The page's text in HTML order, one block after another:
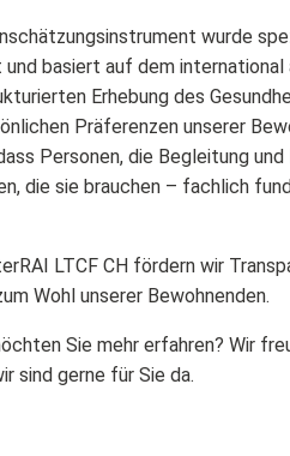
wurde
basiert auf dem international
Erhebung des
Präferenzen unserer
Personen, die Begleitung
die sie brauchen – fachlich
LTCF CH fördern wir
Wohl unserer Bewohnenden.
Sie mehr erfahren? Wir
sind gerne für Sie da.